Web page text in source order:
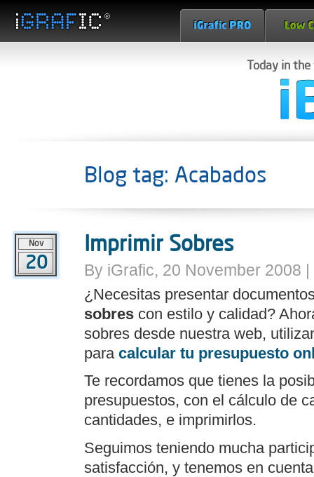
Today in
Blog tag: Acabados
Nov
20
Imprimir Sobres
By iGrafic, 20 November 2008 |
¿Necesitas presentar
sobres con estilo y calidad?
sobres desde nuestra web,
para calcular tu presupuesto
Te recordamos que tienes la
presupuestos, con el cálculo de
cantidades, e imprimirlos.
Seguimos teniendo mucha
satisfacción, y tenemos en